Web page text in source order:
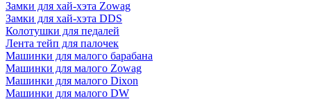
Замки для хай-хэта Zowag
Замки для хай-хэта DDS
Колотушки для педалей
Лента тейп для палочек
Машинки для малого барабана
Машинки для малого Zowag
Машинки для малого Dixon
Машинки для малого DW